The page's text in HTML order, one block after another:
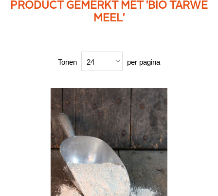
PRODUCT GEMERKT MET 'BIO TARWE
MEEL'
Tonen 24 per pagina